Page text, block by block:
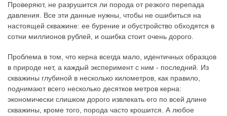
Проверяют, не разрушится ли порода от резкого перепада
давления. Все эти данные нужны, чтобы не ошибиться на
настоящей скважине: ее бурение и обустройство обходятся в
сотни миллионов рублей, и ошибка стоит очень дорого.
Проблема в том, что керна всегда мало, идентичных образцов
в природе нет, а каждый эксперимент с ним - последний. Из
скважины глубиной в несколько километров, как правило,
поднимают всего несколько десятков метров керна:
экономически слишком дорого извлекать его по всей длине
скважины, кроме того, порода часто крошится. А любое